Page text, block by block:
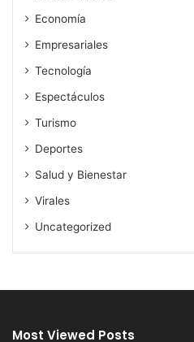
Economía
Empresariales
Tecnología
Espectáculos
Turismo
Deportes
Salud y Bienestar
Virales
Uncategorized
Most Viewed Posts